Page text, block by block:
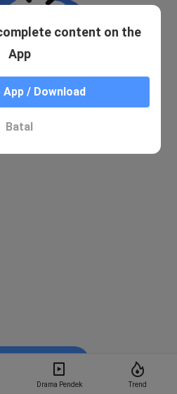
Drama Pendek Trend
content on the
App
App / Download
Batal
dalam BiliBili